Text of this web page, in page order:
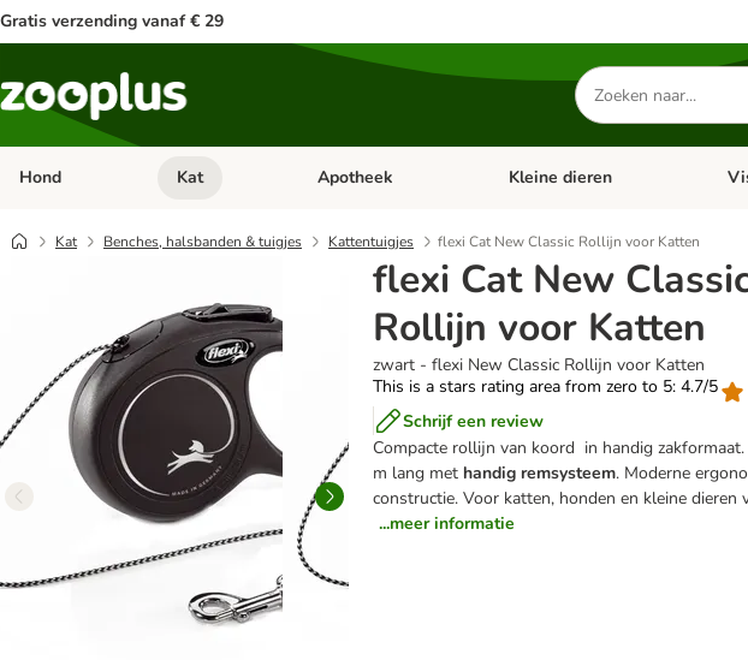
Gratis verzending vanaf € 29
Zoeken
naar
producten
Hond Open categorie menu: Hond
Kat Open categorie menu: Kat
Apotheek Open categorie menu: Apotheek
Kleine dieren
Kat Benches, halsbanden & tuigjes Kattentuigjes flexi Cat New Classic Rollijn voor Katten
flexi Cat New
Rollijn voor Katten
zwart - flexi New Classic Rollijn voor Katten
This is a stars rating area from zero to 5: 4.7/5
Schrijf een review
Compacte rollijn van koord in handig zakformaat.
m lang met handig remsysteem. Moderne
constructie. Voor katten, honden en kleine dieren
...meer informatie